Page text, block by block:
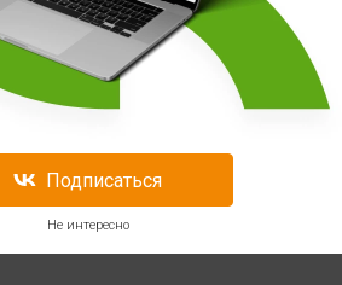
Подписаться
Не интересно